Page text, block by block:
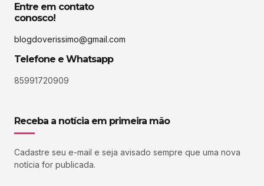
Entre em contato
conosco!
blogdoverissimo@gmail.com
Telefone e Whatsapp
85991720909
Receba a notícia em primeira mão
Cadastre seu e-mail e seja avisado sempre que uma nova
notícia for publicada.